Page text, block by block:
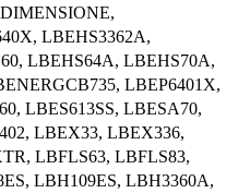
LBEHS3362A,
LBEHS64A, LBEHS70A,
LBEP6401X,
LBES613SS, LBESA70,
LBEX33, LBEX336,
LBFLS63, LBFLS83,
LBH109ES, LBH3360A,